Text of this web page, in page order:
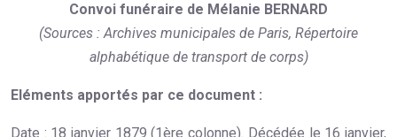
Convoi funéraire de Mélanie BERNARD
(Sources : Archives municipales de Paris, Répertoire
alphabétique de transport de corps)
Eléments apportés par ce document :
Date : 18 janvier 1879 (1ère colonne). Décédée le 16 janvier,